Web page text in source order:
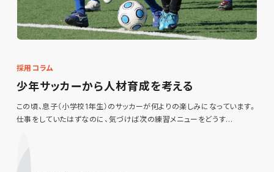
採用コラム
少年サッカーから人材育成を考える
この頃、息子（小学校1年生）のサッカーが何よりの楽しみになっています。
仕事をしていたはずなのに、気づけば次の練習メニューをどうす…